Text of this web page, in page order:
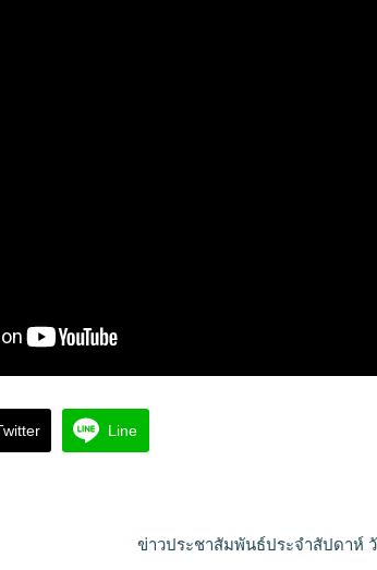
Line
ข่าวประชาสัมพันธ์ประจำสัปดาห์